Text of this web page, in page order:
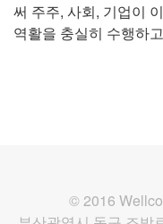
써 주주, 사회, 기업이
역활을 충실히 수행하
© 2016